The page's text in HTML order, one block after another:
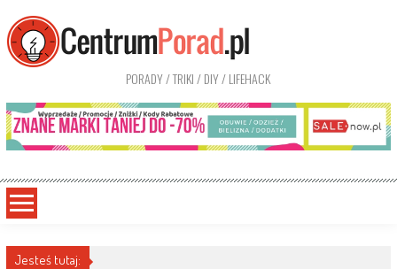
PORADY / TRIKI / DIY / LIFEHACK
Jesteś tutaj: